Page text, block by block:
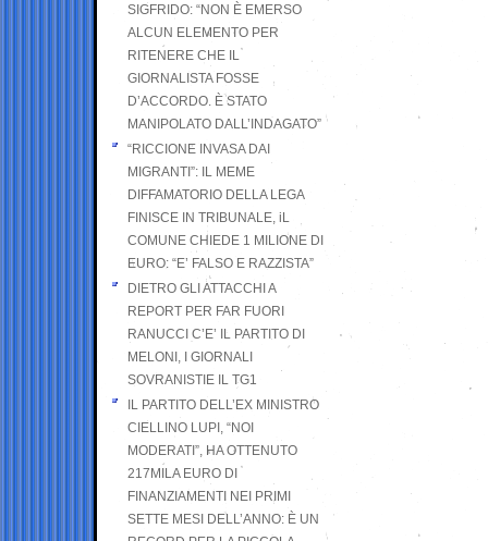
SIGFRIDO: “NON È EMERSO
ALCUN ELEMENTO PER
RITENERE CHE IL
GIORNALISTA FOSSE
D’ACCORDO. È STATO
MANIPOLATO DALL’INDAGATO”
“RICCIONE INVASA DAI
MIGRANTI”: IL MEME
DIFFAMATORIO DELLA LEGA
FINISCE IN TRIBUNALE, iL
COMUNE CHIEDE 1 MILIONE DI
EURO: “E’ FALSO E RAZZISTA”
DIETRO GLI ATTACCHI A
REPORT PER FAR FUORI
RANUCCI C’E’ IL PARTITO DI
MELONI, I GIORNALI
SOVRANISTIE IL TG1
IL PARTITO DELL’EX MINISTRO
CIELLINO LUPI, “NOI
MODERATI”, HA OTTENUTO
217MILA EURO DI
FINANZIAMENTI NEI PRIMI
SETTE MESI DELL’ANNO: È UN